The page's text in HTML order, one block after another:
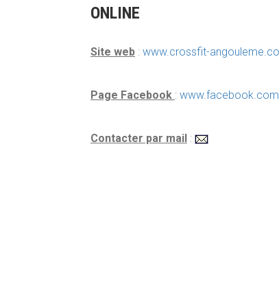
ONLINE
Site web : www.crossfit-
Page Facebook :
Contacter par mail :